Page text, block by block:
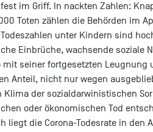
im Griff. In nackten Zahlen:
Toten zählen die Behörden im
unter Kindern sind
Einbrüche, wachsende soziale
mit seiner fortgesetzten Leugnung
Anteil, nicht nur wegen
Klima der sozialdarwinistischen
oder ökonomischen Tod
liegt die Corona-Todesrate in den